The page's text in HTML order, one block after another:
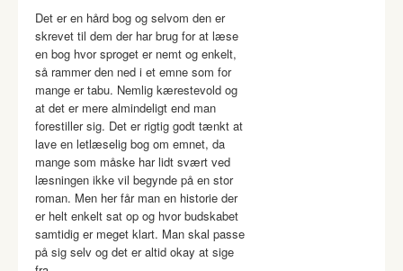
Det er en hård bog og selvom den er
skrevet til dem der har brug for at læse
en bog hvor sproget er nemt og enkelt,
så rammer den ned i et emne som for
mange er tabu. Nemlig kærestevold og
at det er mere almindeligt end man
forestiller sig. Det er rigtig godt tænkt at
lave en letlæselig bog om emnet, da
mange som måske har lidt svært ved
læsningen ikke vil begynde på en stor
roman. Men her får man en historie der
er helt enkelt sat op og hvor budskabet
samtidig er meget klart. Man skal passe
på sig selv og det er altid okay at sige